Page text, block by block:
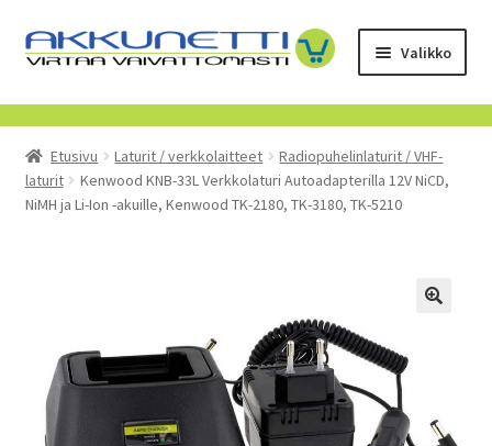
Siirry
navigointiin
Siirry
sisältöön
Valikko
Kauppa
Tietoa meistä
Etusivu Laturit / verkkolaitteet
Radiopuhelinlaturit / VHF-
laturit
Kenwood KNB-33L Verkkolaturi Autoadapterilla 12V NiCD,
NiMH ja Li-Ion -akuille, Kenwood TK-2180, TK-3180, TK-5210